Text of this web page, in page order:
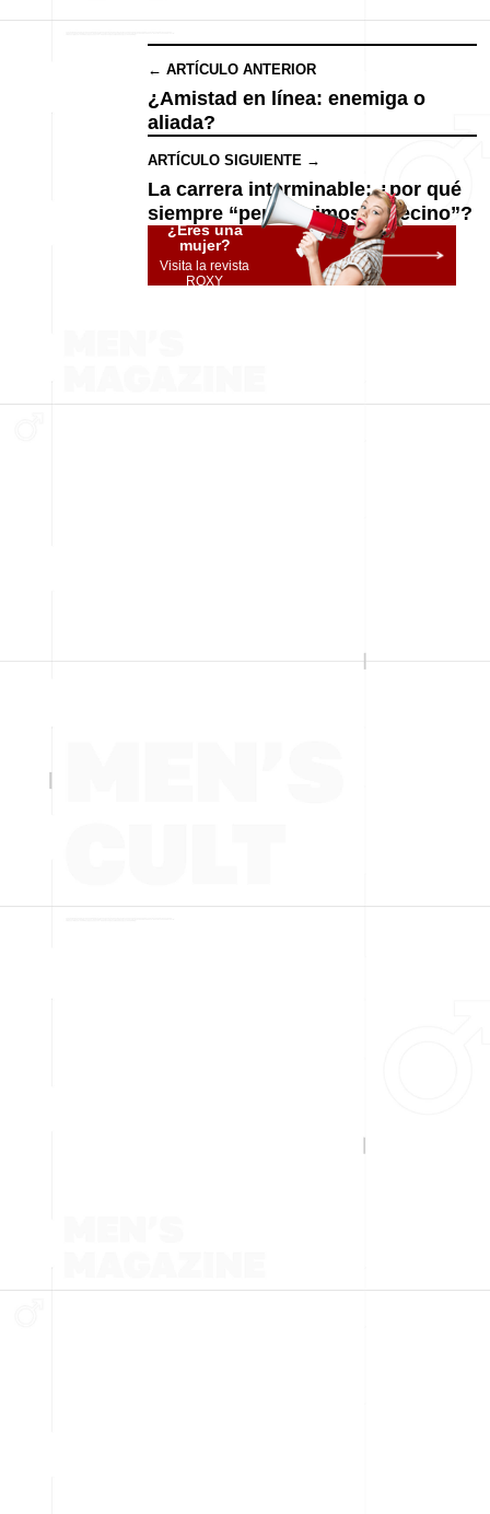
← ARTÍCULO ANTERIOR
¿Amistad en línea: enemiga o
aliada?
ARTÍCULO SIGUIENTE →
La carrera interminable: ¿por qué
siempre “perseguimos al vecino”?
¿Eres una
mujer?
Visita la revista
ROXY